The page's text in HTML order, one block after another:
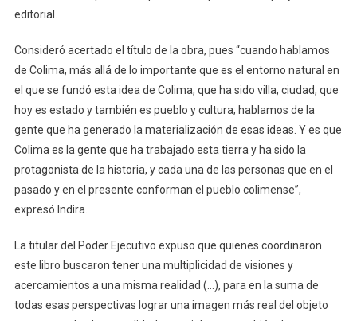
editorial.
Consideró acertado el título de la obra, pues “cuando hablamos
de Colima, más allá de lo importante que es el entorno natural en
el que se fundó esta idea de Colima, que ha sido villa, ciudad, que
hoy es estado y también es pueblo y cultura; hablamos de la
gente que ha generado la materialización de esas ideas. Y es que
Colima es la gente que ha trabajado esta tierra y ha sido la
protagonista de la historia, y cada una de las personas que en el
pasado y en el presente conforman el pueblo colimense”,
expresó Indira.
La titular del Poder Ejecutivo expuso que quienes coordinaron
este libro buscaron tener una multiplicidad de visiones y
acercamientos a una misma realidad (…), para en la suma de
todas esas perspectivas lograr una imagen más real del objeto